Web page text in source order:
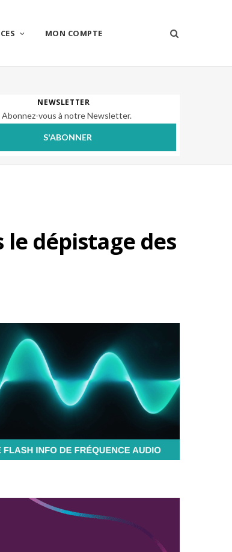
MON COMPTE
NEWSLETTER
Abonnez-vous à notre Newsletter.
S'ABONNER
le dépistage des